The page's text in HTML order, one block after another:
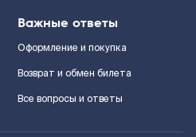
Важные ответы
Оформление и покупка
Возврат и обмен билета
Все вопросы и ответы